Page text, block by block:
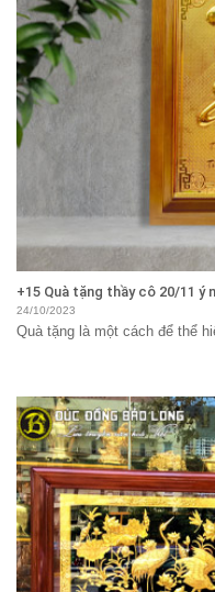
+15 Quà tặng thầy cô 20/11 ý
24/10/2023
Quà tặng là một cách để thể